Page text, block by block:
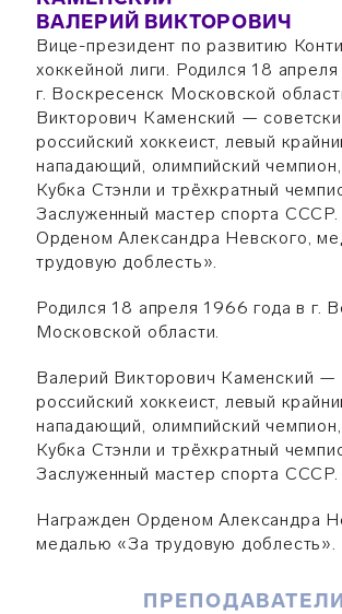
ВАЛЕРИЙ ВИКТОРОВИЧ
Вице-президент по развитию
хоккейной лиги. Родился 18
г. Воскресенск Московской
Викторович Каменский —
российский хоккеист, левый
нападающий, олимпийский
Кубка Стэнли и трёхкратный
Заслуженный мастер спорта
Орденом Александра Невского,
трудовую доблесть».
Родился 18 апреля 1966 года в г.
Московской области.
Валерий Викторович Каменский —
российский хоккеист, левый
нападающий, олимпийский
Кубка Стэнли и трёхкратный
Заслуженный мастер спорта СССР.
Награжден Орденом Александра
медалью «За трудовую доблесть».